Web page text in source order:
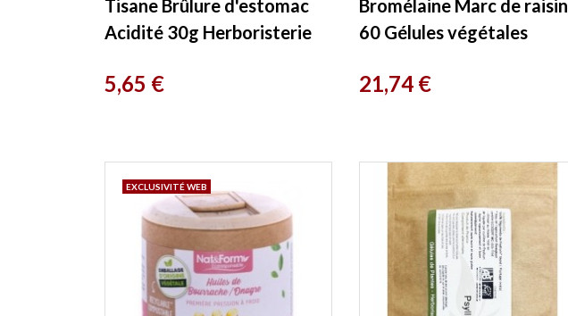
Tisane Brûlure d'estomac
Acidité 30g Herboristerie
Prix
5,65 €
Bromélaine Marc de raisin
60 Gélules végétales
Prix
21,74 €
EXCLUSIVITÉ WEB